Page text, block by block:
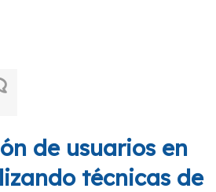
de usuarios en
técnicas de